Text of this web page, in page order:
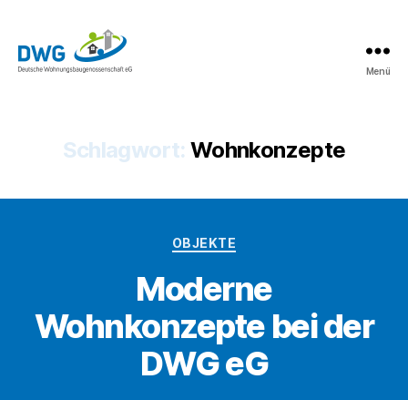
Menü
Schlagwort: Wohnkonzepte
Kategorien
OBJEKTE
Moderne
Wohnkonzepte bei der
DWG eG